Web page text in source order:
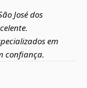
José dos
em
confiança.